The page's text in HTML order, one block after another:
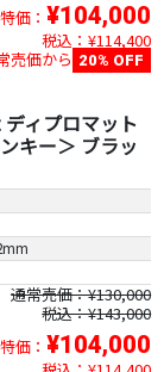
価： ¥104,000
税込：¥114,400
売価から 20% OFF
ィプロマット
キー＞ ブラッ
通常売価：¥130,000
税込：¥143,000
価： ¥104,000